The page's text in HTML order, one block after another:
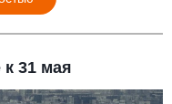
31 мая